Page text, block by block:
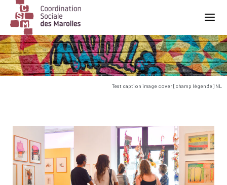
Main Navigation
Test caption image cover [champ légende] NL